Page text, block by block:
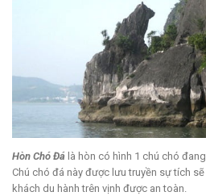
Hòn Chó Đá là hòn có hình 1 chú chó
Chú chó đá này được lưu truyền sự tích
khách du hành trên vịnh được an toàn.